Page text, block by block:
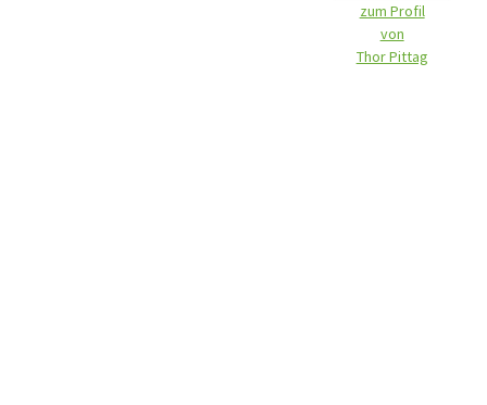
zum Profil
von
Thor Pittag